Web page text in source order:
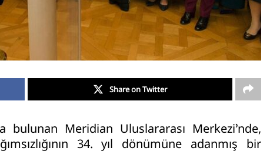
Share on Twitter
bulunan Meridian Uluslararası Merkezi’nde,
34. yıl dönümüne adanmış bir